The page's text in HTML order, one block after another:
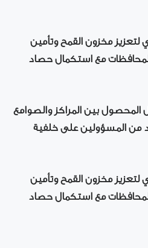
لتعزيز مخزون القمح وتأمين
مع استكمال حصاد
المحصول بين المراكز والصوامع
من المسؤولين على خلفية
لتعزيز مخزون القمح وتأمين
مع استكمال حصاد